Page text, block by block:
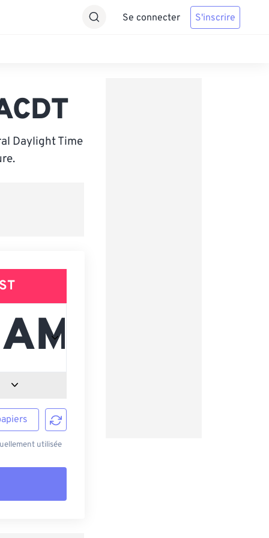
Se connecter S'inscrire
Daylight Time
utilisée